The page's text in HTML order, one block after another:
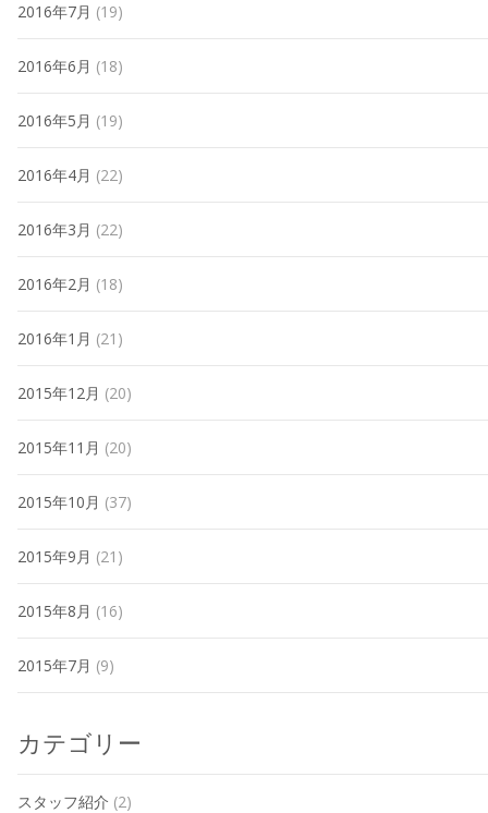
2016年7月 (19)
2016年6月 (18)
2016年5月 (19)
2016年4月 (22)
2016年3月 (22)
2016年2月 (18)
2016年1月 (21)
2015年12月 (20)
2015年11月 (20)
2015年10月 (37)
2015年9月 (21)
2015年8月 (16)
2015年7月 (9)
カテゴリー
スタッフ紹介 (2)